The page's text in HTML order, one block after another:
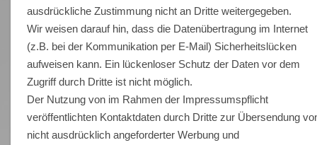
ausdrückliche Zustimmung nicht an Dritte weitergegeben.
Wir weisen darauf hin, dass die Datenübertragung im Internet
(z.B. bei der Kommunikation per E-Mail) Sicherheitslücken
aufweisen kann. Ein lückenloser Schutz der Daten vor dem
Zugriff durch Dritte ist nicht möglich.
Der Nutzung von im Rahmen der Impressumspflicht
veröffentlichten Kontaktdaten durch Dritte zur Übersendung
nicht ausdrücklich angeforderter Werbung und